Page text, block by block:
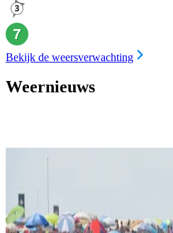
Bekijk de weersverwachting
Weernieuws